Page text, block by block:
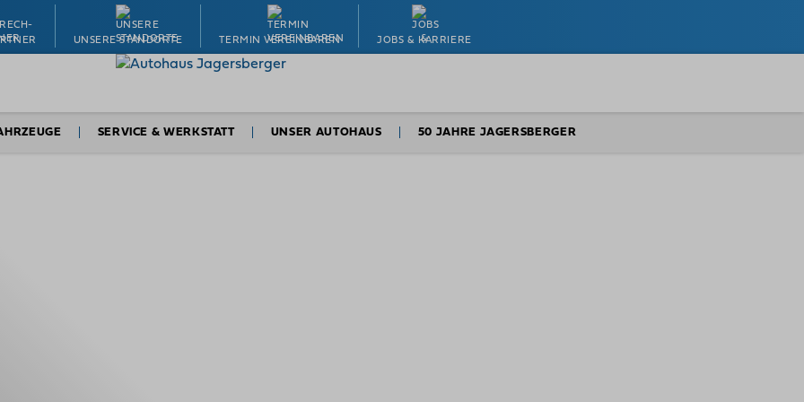
UNSERE STANDORTE TERMIN VEREINBAREN JOBS & KARRIERE
SERVICE & WERKSTATT UNSER AUTOHAUS 50 JAHRE JAGERSBERGER